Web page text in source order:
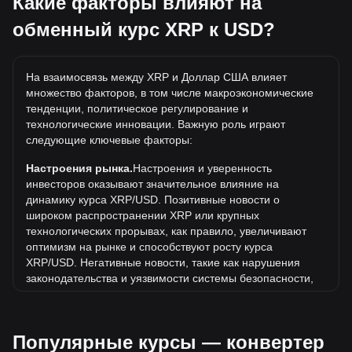
5 XRP будут стоить около 5.18USD.
Какова самая высокая цена XRP/USD в истории?
составляет $3.84. Еще неизвестно, превысит ли
стоимость 1 XRP в USD текущий исторический максимум.
Какова динамика цен в USD?
За последние 7 дней обменный курс XRP (XRP) снизился
на 3.24%. За последний месяц обменный курс XRP
валюте: Доллар США (USD).
Что такое XRP к USD?
XRP к USD — это обменный курс, показывающий,
сколько стоит один токен XRP в долларах США. Курс
постоянно меняется в зависимости от рыночного
Как определяется цена XRP в долларах США?
обменный курс XRP к USD?
На взаимосвязь между XRP и Доллар США влияет
множество факторов, в том числе макроэкономические
тенденции, политическое регулирование и
технологические инновации. Важную роль играют
следующие ключевые факторы:
Настроения рынка.Настроения и уверенность
инвесторов оказывают значительное влияние на
динамику курса XRP/USD. Позитивные новости о
широком распространении XRP или крупных
технологических прорывах, как правило, увеличивают
оптимизм на рынке и способствуют росту курса
XRP/USD. Негативные новости, такие как нарушения
законодательства и уязвимости системы безопасности,
Нормативно-правовая база. Государственная политика
Популярные курсы — конвертер